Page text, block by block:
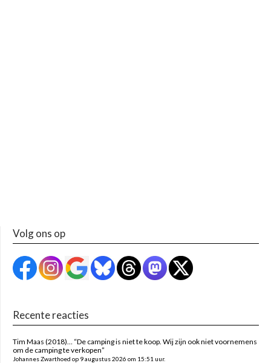
Volg ons op
Recente reacties
Tim Maas (2018)… “De camping is niet te koop. Wij zijn ook niet voornemens
om de camping te verkopen”
Johannes Zwarthoed op 9 augustus 2026 om 15:51 uur.